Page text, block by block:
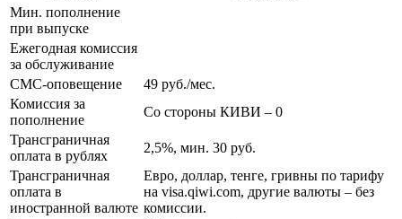
Мин. пополнение
при выпуске
Ежегодная комиссия
за обслуживание
СМС-оповещение
49 руб./мес.
Комиссия за
пополнение
Со стороны КИВИ – 0
Трансграничная
оплата в рублях
2,5%, мин. 30 руб.
Трансграничная
оплата в
иностранной валюте
Евро, доллар, тенге, гривны по тарифу
на visa.qiwi.com, другие валюты – без
комиссии.